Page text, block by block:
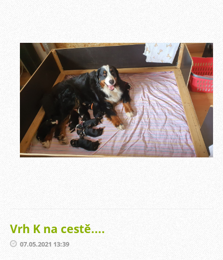
Vrh K na cestě....
07.05.2021 13:39